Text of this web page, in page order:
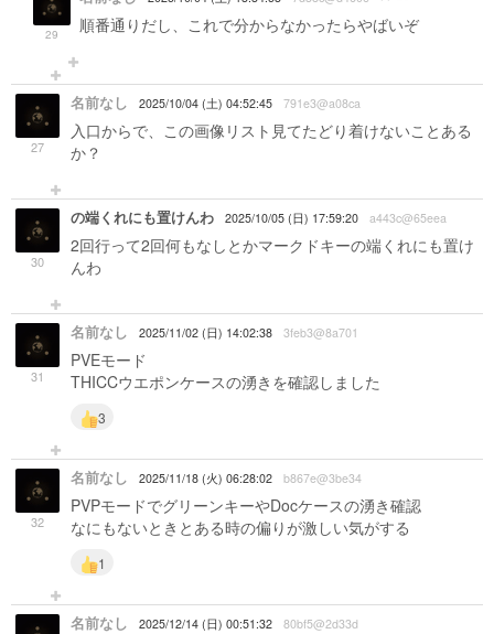
29 順番通りだし、これで分からなかったらやばいぞ
27
名前なし 2025/10/04 (土) 04:52:45 791e3@a08ca
入口からで、この画像リスト見てたどり着けないことある
か？
30
の端くれにも置けんわ 2025/10/05 (日) 17:59:20 a443c@65eea
2回行って2回何もなしとかマークドキーの端くれにも置け
んわ
31
名前なし 2025/11/02 (日) 14:02:38 3feb3@8a701
PVEモード
THICCウエポンケースの湧きを確認しました
3
32
名前なし 2025/11/18 (火) 06:28:02 b867e@3be34
PVPモードでグリーンキーやDocケースの湧き確認
なにもないときとある時の偏りが激しい気がする
1
名前なし 2025/12/14 (日) 00:51:32 80bf5@2d33d